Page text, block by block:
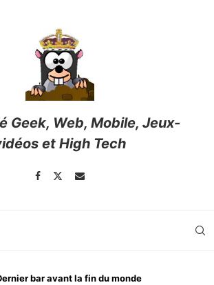
Geek, Web, Mobile, Jeux-
et High Tech
bar avant la fin du monde